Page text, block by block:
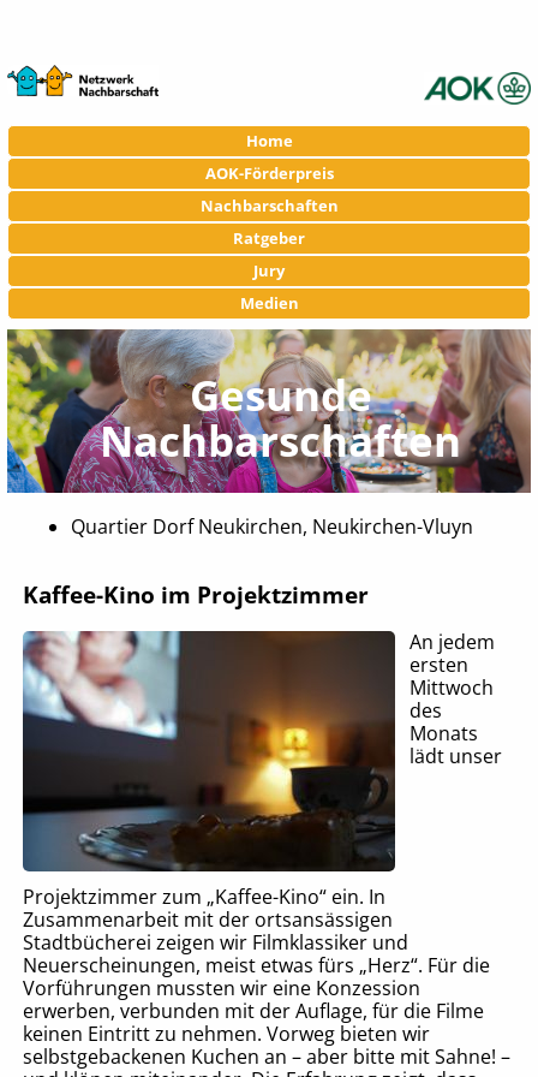
Navigation
überspringen
Home
AOK-Förderpreis
Nachbarschaften
Ratgeber
Jury
Medien
Gesunde
Nachbarschaften
Quartier Dorf Neukirchen, Neukirchen-Vluyn
Kaffee-Kino im Projektzimmer
An jedem
ersten
Mittwoch
des
Monats
lädt unser
Projektzimmer zum „Kaffee-Kino“ ein. In
Zusammenarbeit mit der ortsansässigen
Stadtbücherei zeigen wir Filmklassiker und
Neuerscheinungen, meist etwas fürs „Herz“. Für die
Vorführungen mussten wir eine Konzession
erwerben, verbunden mit der Auflage, für die Filme
keinen Eintritt zu nehmen. Vorweg bieten wir
selbstgebackenen Kuchen an – aber bitte mit Sahne! –